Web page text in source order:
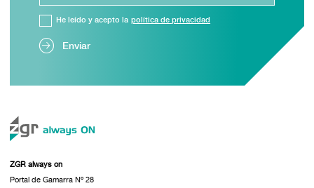
Enviar
He leído y acepto la política de privacidad
ZGR always on
Portal de Gamarra Nº 28